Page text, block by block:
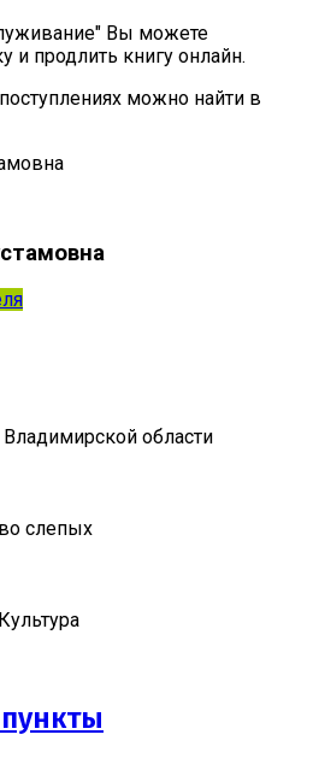
Вы можете
и продлить книгу онлайн.
можно найти в
области
слепых